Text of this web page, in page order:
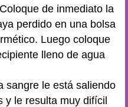
de inmediato la
perdido en una bolsa
Luego coloque
lleno de agua
sangre le está saliendo
y le resulta muy difícil